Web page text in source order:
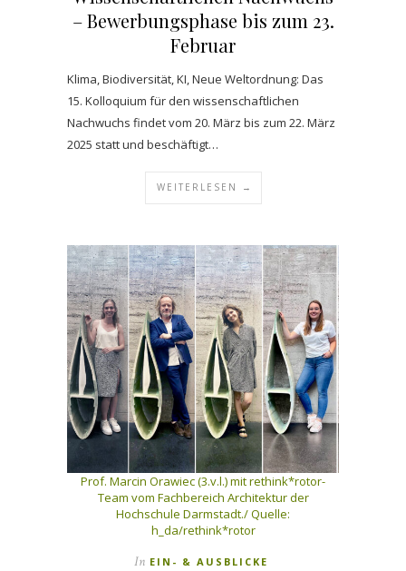
– Bewerbungsphase bis zum 23.
Februar
Klima, Biodiversität, KI, Neue Weltordnung: Das
15. Kolloquium für den wissenschaftlichen
Nachwuchs findet vom 20. März bis zum 22. März
2025 statt und beschäftigt…
WEITERLESEN →
Prof. Marcin Orawiec (3.v.l.) mit rethink*rotor-
Team vom Fachbereich Architektur der
Hochschule Darmstadt./ Quelle:
h_da/rethink*rotor
In EIN- & AUSBLICKE